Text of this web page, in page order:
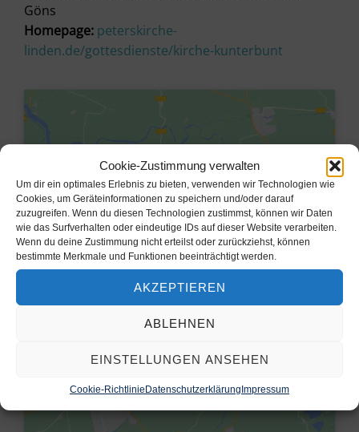
Cookie-Zustimmung verwalten
Um dir ein optimales Erlebnis zu bieten, verwenden wir Technologien wie
Cookies, um Geräteinformationen zu speichern und/oder darauf
zuzugreifen. Wenn du diesen Technologien zustimmst, können wir Daten
wie das Surfverhalten oder eindeutige IDs auf dieser Website verarbeiten.
Wenn du deine Zustimmung nicht erteilst oder zurückziehst, können
bestimmte Merkmale und Funktionen beeinträchtigt werden.
AKZEPTIEREN
ABLEHNEN
EINSTELLUNGEN ANSEHEN
Cookie-Richtlinie Datenschutzerklärung Impressum
Göns
Homepage: peterskirche-
linden.de/gottesdienste/kirche-kunterbunt
Klicke hier, um Marketing-Cookies
zu akzeptieren und diesen Inhalt zu
aktivieren